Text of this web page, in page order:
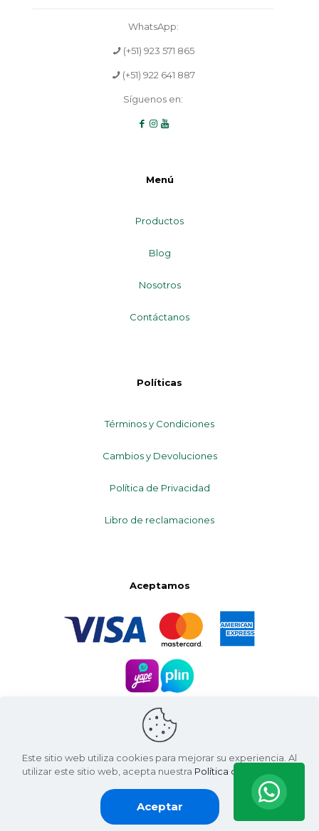
WhatsApp:
(+51) 923 571 865
(+51) 922 641 887
Síguenos en:
Menú
Productos
Blog
Nosotros
Contáctanos
Políticas
Términos y Condiciones
Cambios y Devoluciones
Política de Privacidad
Libro de reclamaciones
Aceptamos
Santa Natura ©
2026 | Living Green International SAC
RUC: 20607936812
Este sitio web utiliza cookies para mejorar su experiencia. Al
utilizar este sitio web, acepta nuestra Política de Privacidad
Aceptar